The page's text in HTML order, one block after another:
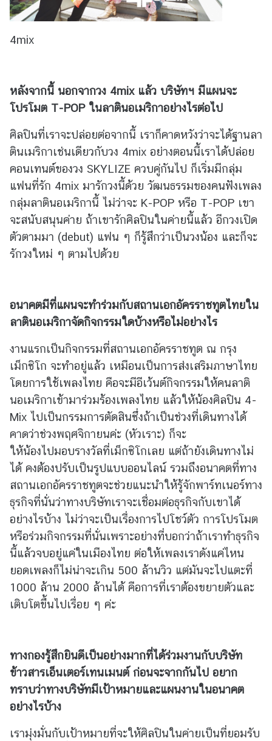
อ
ห
ผู้
ม
า
ติ
ด
ต่
อ
ร
า
ช
ก
า
ร
ช่
อ
ง
ท
า
ง
ก
า
ร
ติ
ด
ต่
อ
4mix
หลังจากนี้ นอกจากวง 4mix แล้ว บริษัทฯ มีแผนจะ
โปรโมต T-POP ในลาตินอเมริกาอย่างไรต่อไป
ศิลปินที่เราจะปล่อยต่อจากนี้ เราก็คาดหวังว่าจะได้ฐานลา
ตินเมริกาเช่นเดียวกับวง 4mix อย่างตอนนี้เราได้ปล่อย
คอนเทนต์ของวง SKYLIZE ควบคู่กันไป ก็เริ่มมีกลุ่ม
แฟนที่รัก 4mix มารักวงนี้ด้วย วัฒนธรรมของคนฟังเพลง
กลุ่มลาตินอเมริกานี้ ไม่ว่าจะ K-POP หรือ T-POP เขา
จะสนับสนุนค่าย ถ้าเขารักศิลปินในค่ายนี้แล้ว อีกวงเปิด
ตัวตามมา (debut) แฟน ๆ ก็รู้สึกว่าเป็นวงน้อง และก็จะ
รักวงใหม่ ๆ ตามไปด้วย
อนาคตมีที่แผนจะทำร่วมกับสถานเอกอัครราชทูตไทยใน
ลาตินอเมริกาจัดกิจกรรมใดบ้างหรือไม่อย่างไร
งานแรกเป็นกิจกรรมที่สถานเอกอัครราชทูต ณ กรุง
เม็กซิโก จะทำอยู่แล้ว เหมือนเป็นการส่งเสริมภาษาไทย
โดยการใช้เพลงไทย คือจะมีอีเว้นต์กิจกรรมให้คนลาติ
นอเมริกาเข้ามาร่วมร้องเพลงไทย แล้วให้น้องศิลปิน 4-
Mix ไปเป็นกรรมการตัดสินซึ่งถ้าเป็นช่วงที่เดินทางได้
คาดว่าช่วงพฤศจิกายนค่ะ (หัวเราะ) ก็จะ
ให้น้องไปมอบรางวัลที่เม็กซิโกเลย แต่ถ้ายังเดินทางไม่
ได้ คงต้องปรับเป็นรูปแบบออนไลน์ รวมถึงอนาคตที่ทาง
สถานเอกอัครราชทูตจะช่วยแนะนำให้รู้จักพาร์ทเนอร์ทาง
ธุรกิจที่นั่นว่าทางบริษัทเราจะเชื่อมต่อธุรกิจกับเขาได้
อย่างไรบ้าง ไม่ว่าจะเป็นเรื่องการไปโชว์ตัว การโปรโมต
หรือร่วมกิจกรรมที่นั่นเพราะอย่างที่บอกว่าถ้าเราทำธุรกิจ
นี้แล้วจบอยู่แค่ในเมืองไทย ต่อให้เพลงเราดังแค่ไหน
ยอดเพลงก็ไม่น่าจะเกิน 500 ล้านวิว แต่มันจะไปแตะที่
1000 ล้าน 2000 ล้านได้ คือการที่เราต้องขยายตัวและ
เติบโตขึ้นไปเรื่อย ๆ ค่ะ
ทางกองรู้สึกยินดีเป็นอย่างมากที่ได้ร่วมงานกับบริษัท
ข้าวสารเอ็นเตอร์เทนเมนต์ ก่อนจะจากกันไป อยาก
ทราบว่าทางบริษัทมีเป้าหมายและแผนงานในอนาคต
อย่างไรบ้าง
เรามุ่งมั่นกับเป้าหมายที่จะให้ศิลปินในค่ายเป็นที่ยอมรับ